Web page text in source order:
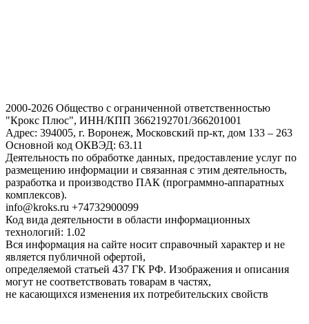
2000-2026 Общество с ограниченной ответственностью
"Крокс Плюс", ИНН/КПП 3662192701/366201001
Адрес: 394005, г. Воронеж, Московский пр-кт, дом 133 – 263
Основной код ОКВЭД: 63.11
Деятельность по обработке данных, предоставление услуг по
размещению информации и связанная с этим деятельность,
разработка и производство ПАК (программно-аппаратных
комплексов).
info@kroks.ru +74732900099
Код вида деятельности в области информационных
технологий: 1.02
Вся информация на сайте носит справочный характер и не
является публичной офертой,
определяемой статьей 437 ГК РФ. Изображения и описания
могут не соответствовать товарам в частях,
не касающихся изменения их потребительских свойств